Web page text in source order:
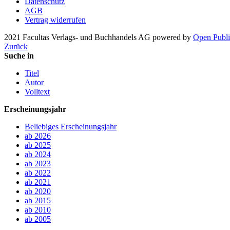
AGB
Vertrag widerrufen
2021 Facultas Verlags- und Buchhandels AG powered by Open
Zurück
Suche in
Titel
Autor
Volltext
Erscheinungsjahr
Beliebiges Erscheinungsjahr
ab 2026
ab 2025
ab 2024
ab 2023
ab 2022
ab 2021
ab 2020
ab 2015
ab 2010
ab 2005